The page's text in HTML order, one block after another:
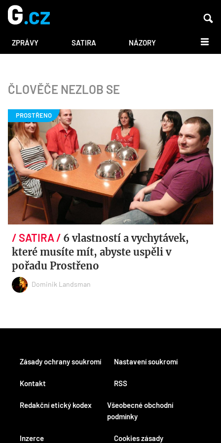
ZPRÁVY SATIRA NÁZORY DALŠÍ
ČLOVĚČE NEZLOB SE
6 vlastností a vychytávek,
které musíte mít, abyste uspěli v
pořadu Prostřeno
Dominik Landsman
Kontakt
Redakční etický kodex
Inzerce
RSS
Všeobecné obchodní
podmínky
Cookies zásady
Zásady ochrany soukromí Nastavení soukromí